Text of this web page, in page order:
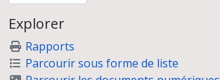
Explorer
Rapports
Parcourir sous forme de liste